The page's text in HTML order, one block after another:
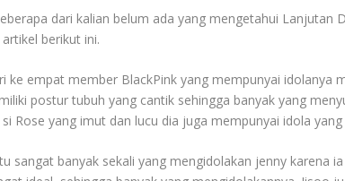
dari kalian belum ada yang mengetahui Lanjutan
berikut ini.
ke empat member BlackPink yang mempunyai idolanya
postur tubuh yang cantik sehingga banyak yang
Rose yang imut dan lucu dia juga mempunyai idola
sangat banyak sekali yang mengidolakan jenny karena